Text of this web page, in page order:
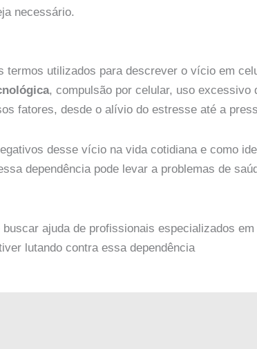
necessário.
termos utilizados para descrever o vício em
, compulsão por celular, uso excessivo
fatores, desde o alívio do estresse até a
desse vício na vida cotidiana e como
dependência pode levar a problemas de
ajuda de profissionais especializados
lutando contra essa dependência